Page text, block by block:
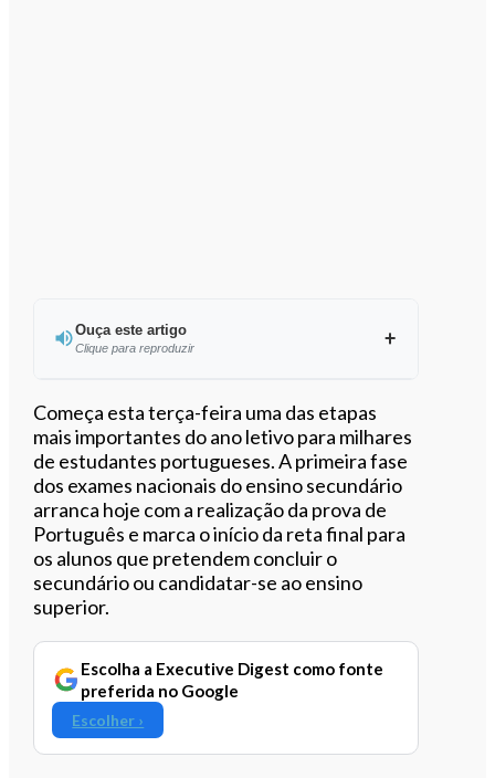
Ouça este artigo
Clique para reproduzir
0:00/13:07
Começa esta terça-feira uma das etapas
mais importantes do ano letivo para milhares
de estudantes portugueses. A primeira fase
dos exames nacionais do ensino secundário
arranca hoje com a realização da prova de
Português e marca o início da reta final para
os alunos que pretendem concluir o
secundário ou candidatar-se ao ensino
superior.
Escolha a Executive Digest como fonte
preferida no Google
Escolher ›